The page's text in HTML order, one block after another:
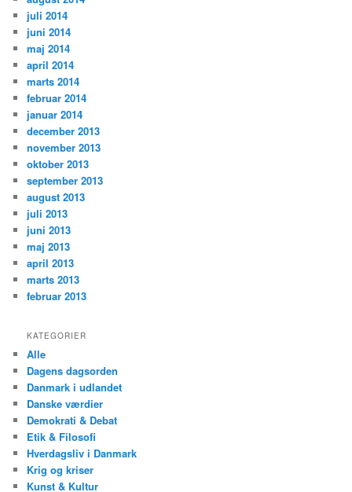
juli 2014
juni 2014
maj 2014
april 2014
marts 2014
februar 2014
januar 2014
december 2013
november 2013
oktober 2013
september 2013
august 2013
juli 2013
juni 2013
maj 2013
april 2013
marts 2013
februar 2013
KATEGORIER
Alle
Dagens dagsorden
Danmark i udlandet
Danske værdier
Demokrati & Debat
Etik & Filosofi
Hverdagsliv i Danmark
Krig og kriser
Kunst & Kultur